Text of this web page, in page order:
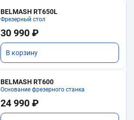
BELMASH RT650L
Фрезерный стол
30 990 ₽
В корзину
BELMASH RT600
Основание фрезерного станка
24 990 ₽